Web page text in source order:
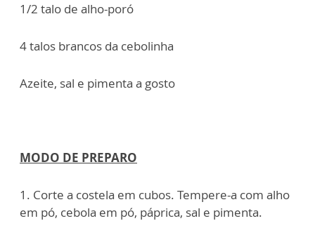
1/2 talo de alho-poró
4 talos brancos da cebolinha
Azeite, sal e pimenta a gosto
MODO DE PREPARO
1. Corte a costela em cubos. Tempere-a com alho
em pó, cebola em pó, páprica, sal e pimenta.